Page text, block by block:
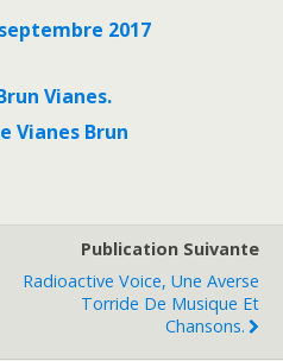
2017
Vianes.
Vianes Brun
Publication Suivante
Radioactive Voice, Une Averse
Torride De Musique Et
Chansons.